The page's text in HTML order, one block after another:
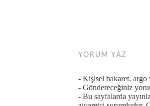
YORUM YAZ
- Kişisel hakaret, argo
- Göndereceğiniz
- Bu sayfalarda